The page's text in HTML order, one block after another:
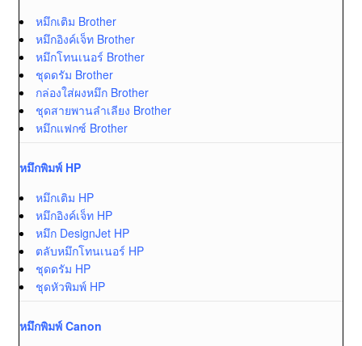
หมึกเติม Brother
หมึกอิงค์เจ็ท Brother
หมึกโทนเนอร์ Brother
ชุดดรัม Brother
กล่องใส่ผงหมึก Brother
ชุดสายพานลำเลียง Brother
หมึกแฟกซ์ Brother
หมึกพิมพ์ HP
หมึกเติม HP
หมึกอิงค์เจ็ท HP
หมึก DesignJet HP
ตลับหมึกโทนเนอร์ HP
ชุดดรัม HP
ชุดหัวพิมพ์ HP
หมึกพิมพ์ Canon